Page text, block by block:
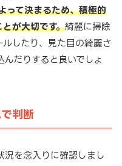
って決まるため、積極的
が大切です。綺麗に掃除
したり、見た目の綺麗さ
だりすると良いでしょ
判断
況を念入りに確認しまし